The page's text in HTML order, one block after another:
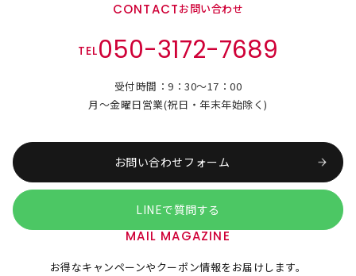
CONTACTお問い合わせ
TEL050-3172-7689
受付時間：9：30～17：00
月～金曜日営業(祝日・年末年始除く)
お問い合わせフォーム
LINEで質問する
MAIL MAGAZINE
お得なキャンペーンやクーポン情報をお届けします。